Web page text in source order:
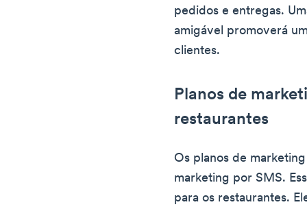
pedidos e entregas.
amigável promoverá
clientes.
Planos de
restaurantes
Os planos de
marketing por SMS.
para os restaurantes.